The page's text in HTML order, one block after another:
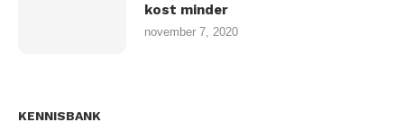
kost minder
november 7, 2020
KENNISBANK